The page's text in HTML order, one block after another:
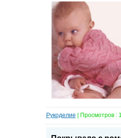
Рукоделие | Просмотров :